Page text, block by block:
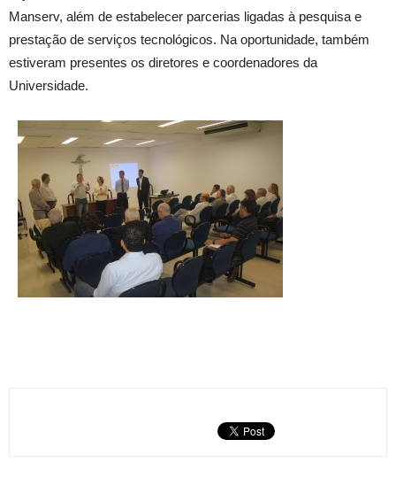
Manserv, além de estabelecer parcerias ligadas à pesquisa e
prestação de serviços tecnológicos. Na oportunidade, também
estiveram presentes os diretores e coordenadores da
Universidade.